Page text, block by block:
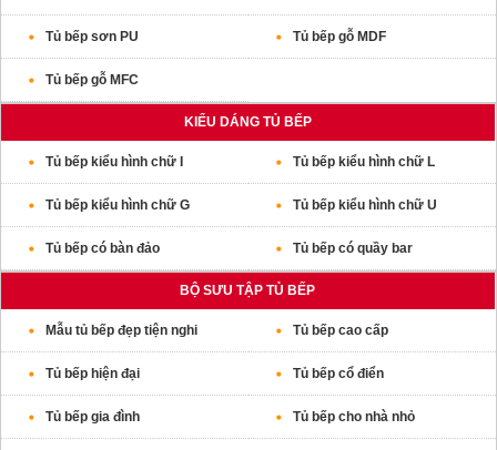
Tủ bếp sơn PU Tủ bếp gỗ MDF
Tủ bếp gỗ MFC
KIỂU DÁNG TỦ BẾP
Tủ bếp kiểu hình chữ I Tủ bếp kiểu hình chữ L
Tủ bếp kiểu hình chữ G Tủ bếp kiểu hình chữ U
Tủ bếp có bàn đảo Tủ bếp có quầy bar
BỘ SƯU TẬP TỦ BẾP
Mẫu tủ bếp đẹp tiện nghi Tủ bếp cao cấp
Tủ bếp hiện đại Tủ bếp cổ điển
Tủ bếp gia đình Tủ bếp cho nhà nhỏ